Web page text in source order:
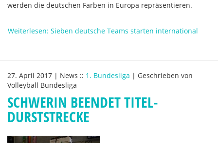
werden die deutschen Farben in Europa repräsentieren.
Weiterlesen: Sieben deutsche Teams starten international
27. April 2017 | News :: 1. Bundesliga | Geschrieben von
Volleyball Bundesliga
SCHWERIN BEENDET TITEL-
DURSTSTRECKE